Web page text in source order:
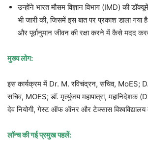
उन्होंने भारत मौसम विज्ञान विभाग (IMD) की
भी जारी की, जिसमें इस बात पर प्रकाश डाला
और पूर्वानुमान जीवन की रक्षा करने में कैसे मदद
मुख्य लोग:
इस कार्यक्रम में Dr. M. रविचंद्रन, सचिव, MoES;
सचिव, MOES; डॉ. मृत्युंजय महापात्रा, महानिदेशक
देव नियोगी, गेस्ट ऑफ ऑनर और टेक्सास
लॉन्च की गई प्रमुख पहलें: